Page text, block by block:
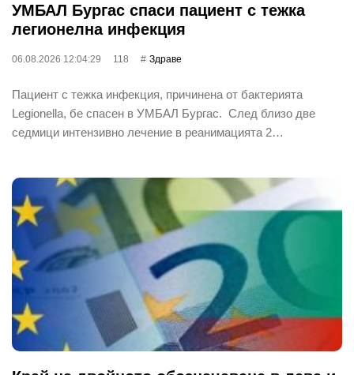
УМБАЛ Бургас спаси пациент с тежка
легионелна инфекция
06.08.2026 12:04:29 118 Здраве
Пациент с тежка инфекция, причинена от бактерията
Legionella, бе спасен в УМБАЛ Бургас. След близо две
седмици интензивно лечение в реанимацията 2…